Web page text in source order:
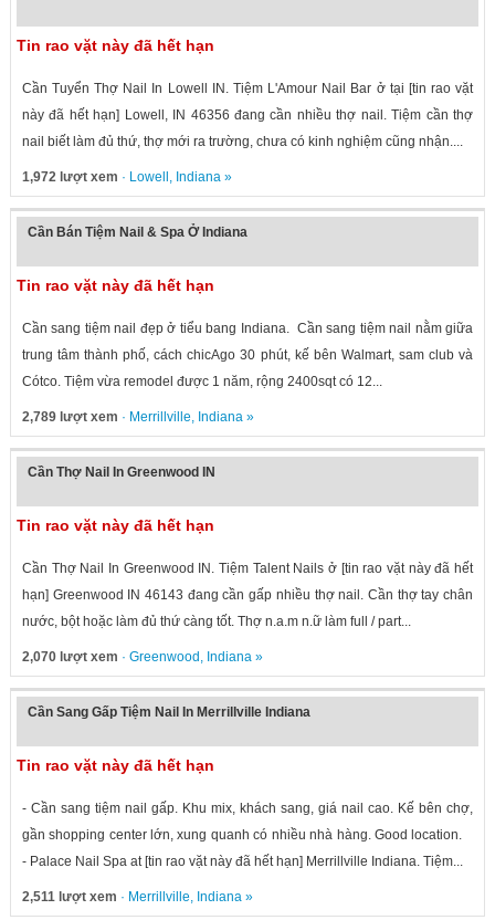
Tin rao vặt này đã hết hạn
Cần Tuyển Thợ Nail In Lowell IN. Tiệm L'Amour Nail Bar ở tại [tin rao vặt
này đã hết hạn] Lowell, IN 46356 đang cần nhiều thợ nail. Tiệm cần thợ
nail biết làm đủ thứ, thợ mới ra trường, chưa có kinh nghiệm cũng nhận....
1,972 lượt xem · Lowell , Indiana»
Cần Bán Tiệm Nail & Spa Ở Indiana
Tin rao vặt này đã hết hạn
Cần sang tiệm nail đẹp ở tiểu bang Indiana. Cần sang tiệm nail nằm giữa
trung tâm thành phố, cách chicAgo 30 phút, kế bên Walmart, sam club và
Cótco. Tiệm vừa remodel được 1 năm, rộng 2400sqt có 12...
2,789 lượt xem · Merrillville, Indiana»
Cần Thợ Nail In Greenwood IN
Tin rao vặt này đã hết hạn
Cần Thợ Nail In Greenwood IN. Tiệm Talent Nails ở [tin rao vặt này đã hết
hạn] Greenwood IN 46143 đang cần gấp nhiều thợ nail. Cần thợ tay chân
nước, bột hoặc làm đủ thứ càng tốt. Thợ n.a.m n.ữ làm full / part...
2,070 lượt xem · Greenwood , Indiana»
Cần Sang Gấp Tiệm Nail In Merrillville Indiana
Tin rao vặt này đã hết hạn
- Cần sang tiệm nail gấp. Khu mix, khách sang, giá nail cao. Kế bên chợ,
gần shopping center lớn, xung quanh có nhiều nhà hàng. Good location.
- Palace Nail Spa at [tin rao vặt này đã hết hạn] Merrillville Indiana. Tiệm...
2,511 lượt xem · Merrillville, Indiana»